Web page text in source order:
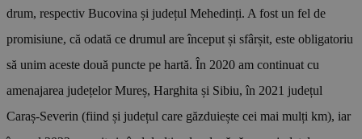
drum, respectiv Bucovina și județul Mehedinți. A fost un fel de
promisiune, că odată ce drumul are început și sfârșit, este obligatoriu
să unim aceste două puncte pe hartă. În 2020 am continuat cu
amenajarea județelor Mureș, Harghita și Sibiu, în 2021 județul
Caraș-Severin (fiind și județul care găzduiește cei mai mulți km), iar